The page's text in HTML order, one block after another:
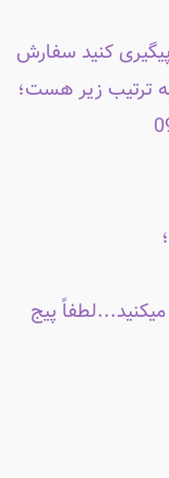
کنید سفارش
ترتیب زیر هست؛
پیج